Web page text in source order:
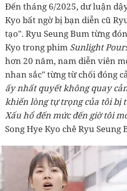
Đến tháng 6/2025, dư luận
Kyo bất ngờ bị bạn diễn cũ
tạo". Ryu Seung Bum từng
Kyo trong phim Sunlight
hơn 20 năm, nam diễn viên
nhan sắc" từng từ chối đóng
ấy nhất quyết không quay
khiến lòng tự trọng của tôi bị
Xấu hổ đến mức đến giờ tôi
Song Hye Kyo chê Ryu Seung